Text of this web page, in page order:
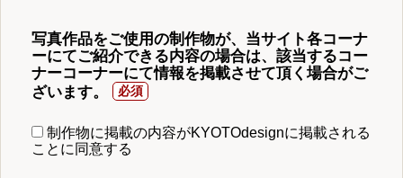
写真作品をご使用の制作物が、当サイト各コーナ
ーにてご紹介できる内容の場合は、該当するコー
ナーコーナーにて情報を掲載させて頂く場合がご
ざいます。
制作物に掲載の内容がKYOTOdesignに掲載される
ことに同意する